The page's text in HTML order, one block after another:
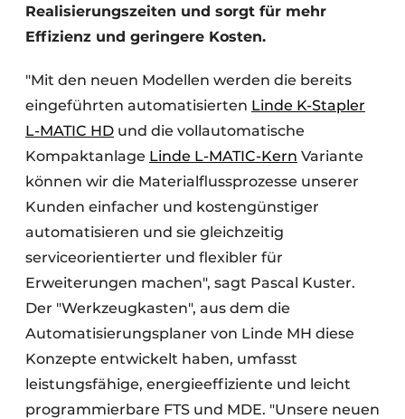
Realisierungszeiten und sorgt für mehr
Effizienz und geringere Kosten.
"Mit den neuen Modellen werden die bereits
eingeführten automatisierten Linde K-Stapler
L-MATIC HD und die vollautomatische
Kompaktanlage Linde L-MATIC-Kern Variante
können wir die Materialflussprozesse unserer
Kunden einfacher und kostengünstiger
automatisieren und sie gleichzeitig
serviceorientierter und flexibler für
Erweiterungen machen", sagt Pascal Kuster.
Der "Werkzeugkasten", aus dem die
Automatisierungsplaner von Linde MH diese
Konzepte entwickelt haben, umfasst
leistungsfähige, energieeffiziente und leicht
programmierbare FTS und MDE. "Unsere neuen